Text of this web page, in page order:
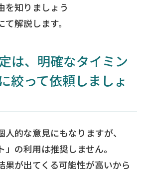
を知りましょう
解説します。
は、明確なタイミン
絞って依頼しましょ
人的な意見にもなりますが、
」の利用は推奨しません。
果が出てくる可能性が高いから